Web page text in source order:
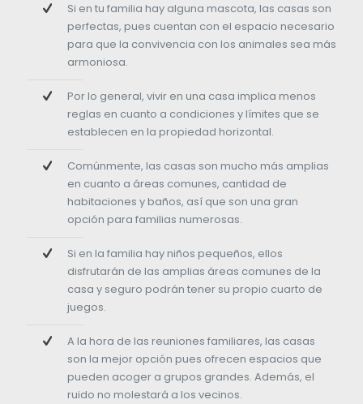
Si en tu familia hay alguna mascota, las casas son
perfectas, pues cuentan con el espacio necesario
para que la convivencia con los animales sea más
armoniosa.
Por lo general, vivir en una casa implica menos
reglas en cuanto a condiciones y límites que se
establecen en la propiedad horizontal.
Comúnmente, las casas son mucho más amplias
en cuanto a áreas comunes, cantidad de
habitaciones y baños, así que son una gran
opción para familias numerosas.
Si en la familia hay niños pequeños, ellos
disfrutarán de las amplias áreas comunes de la
casa y seguro podrán tener su propio cuarto de
juegos.
A la hora de las reuniones familiares, las casas
son la mejor opción pues ofrecen espacios que
pueden acoger a grupos grandes. Además, el
ruido no molestará a los vecinos.